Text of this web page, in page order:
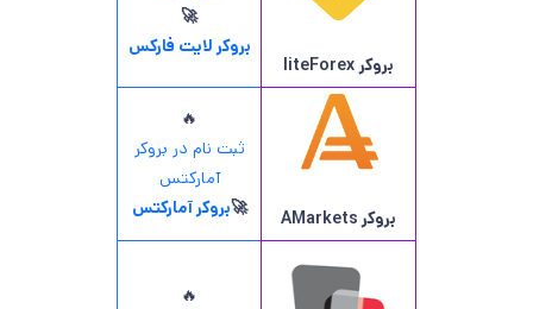
بروکر liteForex
🚀
بروکر لایت فارکس
بروکر AMarkets
🔥
ثبت نام در بروکر
آمارکتس
🚀بروکر آمارکتس
🔥